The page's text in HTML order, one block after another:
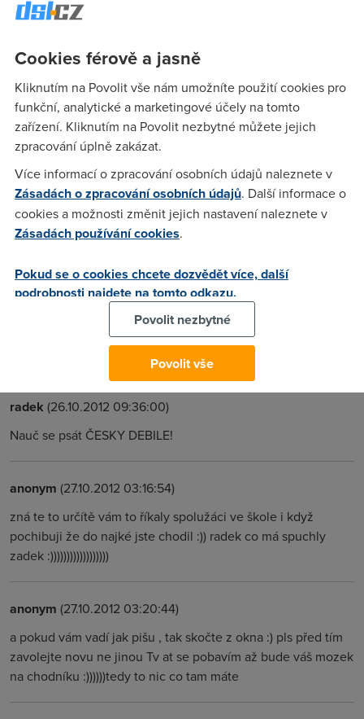
spojily špatné hospodářské výsledky. Světová jednička mezi
čistého zisku o 20 % a ani Microsoft na tom není o moc lépe.
anonym(25.10.2012 08:55:03)
no bože co jako :) mijí mneší zisky a co jako ? si mám hodit
mašli nebo co ? je zajimavé jak burza chraní velké molochy
od krachu , zastavením obchodovaní jejich akcijí když
vykazují veliký pokles :))))) a jestli MSchvost čeká zavratné
zisky od W8 tak se smněji do předu :) w8 jsou hnusné jak
moje babka :) a pokud je nebudou notit zakazníkum přimo
zvědavý kdy lidem dojde trpělivost a tyhle PC z
předinstalovaným systémém přestanou kupovat :)))) jelikož
mně jako zakazníka nezajímá to že někdo si myslí že
potřebuji system už z novým notasem nebo podobně , a
proč mně nazajímá protože linux )))))))))))))))
radek (26.10.2012 09:36:00)
Nauč se psát ČESKY DEBILE!
anonym (27.10.2012 03:16:54)
zná te to určítě vám to říkaly spolužáci ve škole i když
pochibuji že do najké jste chodil :)) radek co má spuchly
zadek :))))))))))))))))))
anonym (27.10.2012 03:20:44)
a pokud vám vadí jak pišu , tak skočte z okna :) pls před tím
zavolejte novu ne jinou Tv at se pobavím až bude váš mozek
na chodníku :))))))tedy to nic co tam máte
Cookies férově a jasně
Kliknutím na Povolit vše nám umožníte použití cookies pro
funkční, analytické a marketingové účely na tomto
zařízení. Kliknutím na Povolit nezbytné můžete jejich
zpracování úplně zakázat.
Více informací o zpracování osobních údajů naleznete v
Zásadách o zpracování osobních údajů. Další informace o
cookies a možnosti změnit jejich nastavení naleznete v
Zásadách používání cookies.
Pokud se o cookies chcete dozvědět více, další
podrobnosti najdete na tomto odkazu.
Povolit nezbytné
Povolit vše